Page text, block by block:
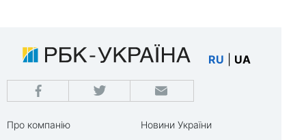
RU UA
Про компанію
Новини України